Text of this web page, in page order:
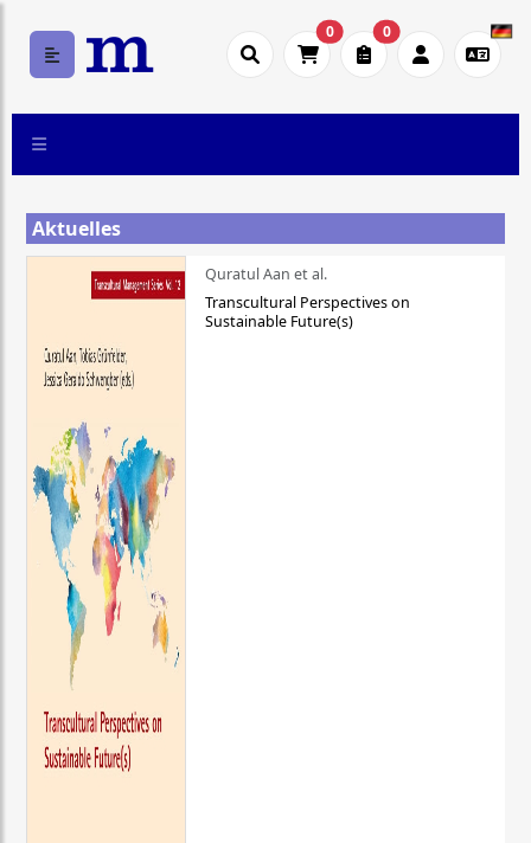
0 0
Aktuelles
Quratul Aan et al.
Transcultural Perspectives on
Sustainable Future(s)